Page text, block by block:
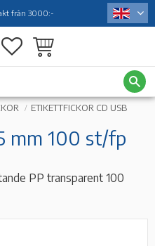
från 3000:-
Favorites
Basket
ETIKETTFICKOR CD USB
mm 100 st/fp
PP transparent 100